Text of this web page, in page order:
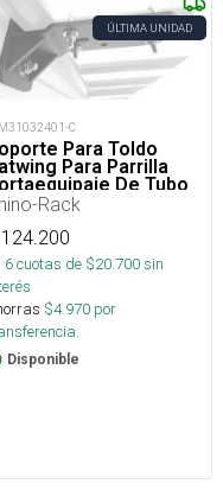
ÚLTIMA UNIDAD
C
Para Toldo
Para Parrilla
De Tubo
Rack
124.200
6cuotas de $20.700sin
$4.970 por
Disponible